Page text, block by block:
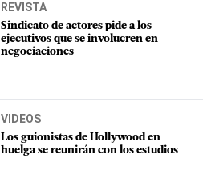
REVISTA
Sindicato de actores pide a los
ejecutivos que se involucren en
negociaciones
VIDEOS
Los guionistas de Hollywood en
huelga se reunirán con los estudios